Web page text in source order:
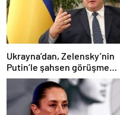
Ukrayna’dan, Zelensky’nin
Putin’le şahsen görüşme
talebine ilişkin açıklama